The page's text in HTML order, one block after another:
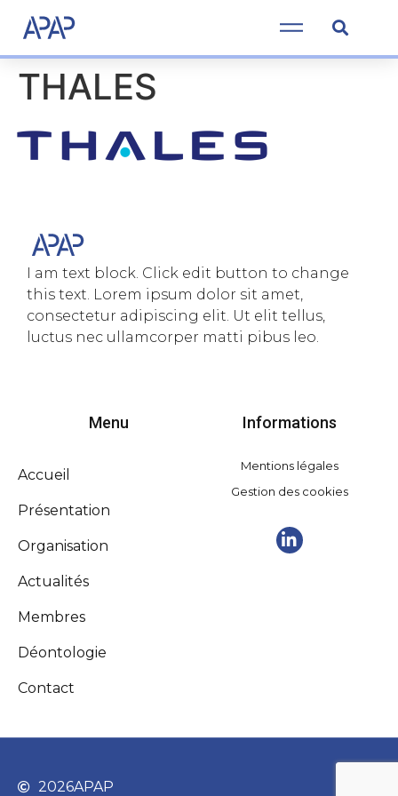
THALES
I am text block. Click edit button to change
this text. Lorem ipsum dolor sit amet,
consectetur adipiscing elit. Ut elit tellus,
luctus nec ullamcorper matti pibus leo.
Menu
Accueil
Présentation
Organisation
Actualités
Membres
Déontologie
Contact
Informations
Mentions légales
Gestion des cookies
2026APAP